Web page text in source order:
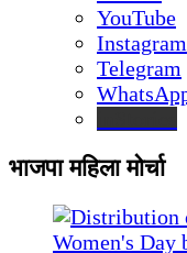
YouTube
Instagram
Telegram
भाजपा महिला मोर्चा